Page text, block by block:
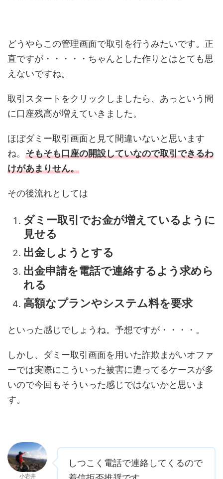
どうやらこの管理画面で取引を行うみたいです。正
直ですが・・・・・ちゃんとした作りとはとても思
えないですね。
取引スタートをクリックしましたら、あっという間
に口座残高が増えていきました。
ほぼダミー取引画面と見て間違いないと思います
ね。 そもそも口座の開設していなので取引できるわ
けがあまりせん。
その後流れとしては
ダミー取引でお金が増えているように
見せる
出金しようとする
出金申請を電話で連絡するよう求めら
れる
高額なプランやシステム料を要求
といった感じでしょうね。予想ですが・・・・。
しかし、ダミー取引画面を用いた詐欺まがいオファ
ーでは実際にこういった被害に遭ってるケースが多
いので今回もそういった感じではないかと思いま
す。
小岩井
しつこく電話で連絡してくるので